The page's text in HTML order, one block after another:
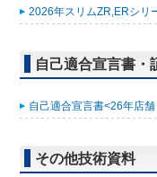
2026年スリムZR,ERシリ
自己適合宣言書・
自己適合宣言書<26年店舗
その他技術資料